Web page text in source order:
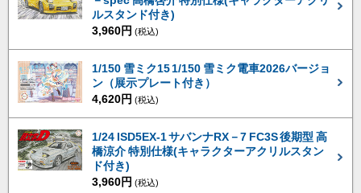
ルスタンド付き)
3,960円 (税込)
1/150 雪ミク15 1/150 雪ミク電車2026バージョ
ン（展示プレート付き）
4,620円 (税込)
1/24 ISD5EX-1 サバンナRX－7 FC3S 後期型 高
橋涼介 特別仕様(キャラクターアクリルスタン
ド付き)
3,960円 (税込)